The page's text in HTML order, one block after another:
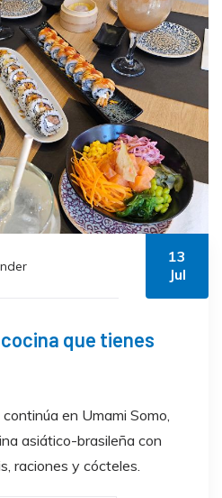
13
Jul
que tienes
en Umami Somo,
asiático-brasileña con
raciones y cócteles.